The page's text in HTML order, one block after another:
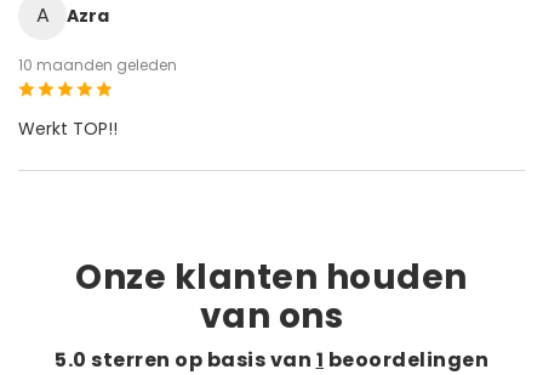
A Azra
10 maanden geleden
Werkt TOP!!
Onze klanten houden
van ons
5.0 sterren op basis van 1 beoordelingen